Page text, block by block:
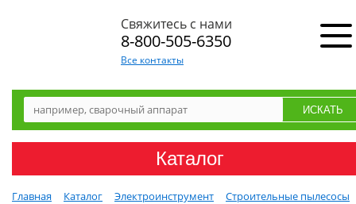
Свяжитесь с нами
8-800-505-6350
Все контакты
Каталог
Главная Каталог Электроинструмент
Строительные пылесосы